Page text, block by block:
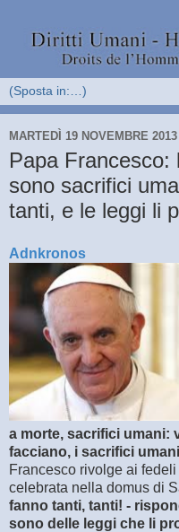
MARTEDÌ 19 NOVEMBRE 2013
Papa Francesco:
sono sacrifici
tanti, e le leggi li
Adnkronos
a morte, sacrifici umani:
facciano, i sacrifici
Francesco rivolge ai
celebrata nella domus di
fanno tanti, tanti! -
sono delle leggi che li